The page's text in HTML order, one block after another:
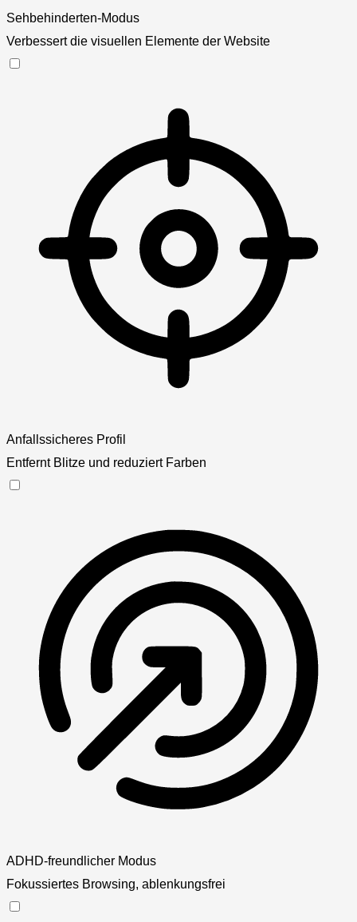
Sehbehinderten-Modus
Verbessert die visuellen Elemente der Website
Anfallssicheres Profil
Entfernt Blitze und reduziert Farben
ADHD-freundlicher Modus
Fokussiertes Browsing, ablenkungsfrei